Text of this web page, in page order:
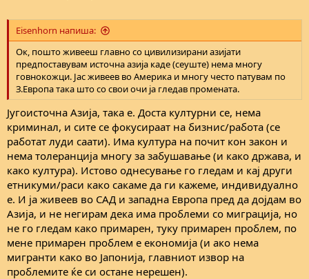
Eisenhorn напиша:
Ок, пошто живееш главно со цивилизирани азијати
предпоставувам источна азија каде (сеуште) нема многу
говнокожци. Јас живеев во Америка и многу често патувам по
З.Европа така што со свои очи ја гледав промената.
Југоисточна Азија, така е. Доста културни се, нема
криминал, и сите се фокусираат на бизнис/работа (се
работат луди саати). Има култура на почит кон закон и
нема толеранција многу за забушавање (и како држава, и
како култура). Истово однесување го гледам и кај други
етникуми/раси како сакаме да ги кажеме, индивидуално
е. И ја живеев во САД и западна Европа пред да дојдам во
Азија, и не негирам дека има проблеми со миграција, но
не го гледам како примарен, туку примарен проблем, по
мене примарен проблем е економија (и ако нема
мигранти како во Јапонија, главниот извор на
проблемите ќе си остане нерешен).